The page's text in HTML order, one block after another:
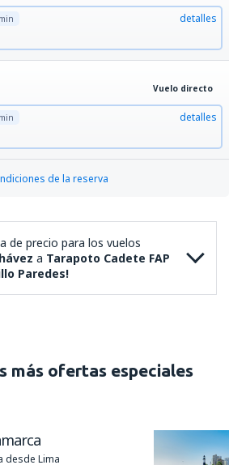
detalles
Vuelo directo
detalles
de la reserva
de precio para los vuelos
a Tarapoto Cadete FAP
Paredes!
más ofertas especiales
desde Lima